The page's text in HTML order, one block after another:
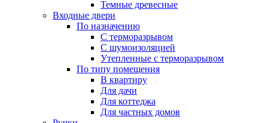
Темные древесные
Входные двери
По назначению
С терморазрывом
С шумоизоляцией
Утепленные с терморазрывом
По типу помещения
В квартиру
Для дачи
Для коттеджа
Для частных домов